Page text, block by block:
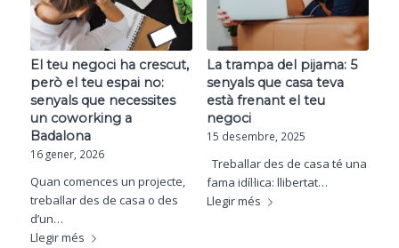
El teu negoci ha crescut,
però el teu espai no:
senyals que necessites
un coworking a
Badalona
16 gener, 2026
Quan comences un projecte,
treballar des de casa o des
d’un…
Llegir més
La trampa del pijama: 5
senyals que casa teva
està frenant el teu
negoci
15 desembre, 2025
Treballar des de casa té una
fama idíl·lica: llibertat…
Llegir més